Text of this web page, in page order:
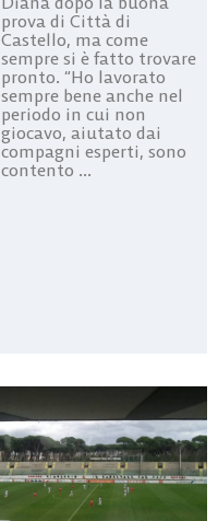
prova di Città di
Castello, ma come
sempre si è fatto trovare
pronto. “Ho lavorato
sempre bene anche nel
periodo in cui non
giocavo, aiutato dai
compagni esperti, sono
contento ...